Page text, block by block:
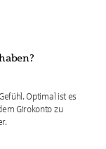
Optimal ist es
Girokonto zu